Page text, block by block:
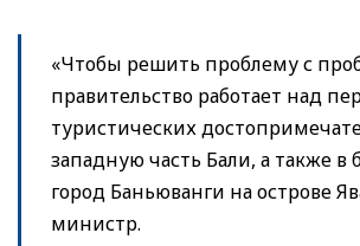
«Чтобы решить проблему с
правительство работает над
туристических
западную часть Бали, а также
город Баньюванги на острове
министр.